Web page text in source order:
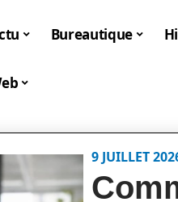
Bureautique
9 JUILLET